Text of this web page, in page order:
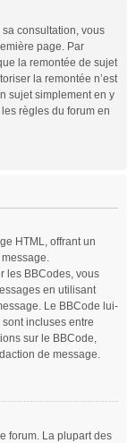
consultation, vous
page. Par
la remontée de sujet
la remontée n’est
sujet simplement en y
règles du forum en
HTML, offrant un
message.
les BBCodes, vous
en utilisant
Le BBCode lui-
incluses entre
sur le BBCode,
de message.
forum. La plupart des